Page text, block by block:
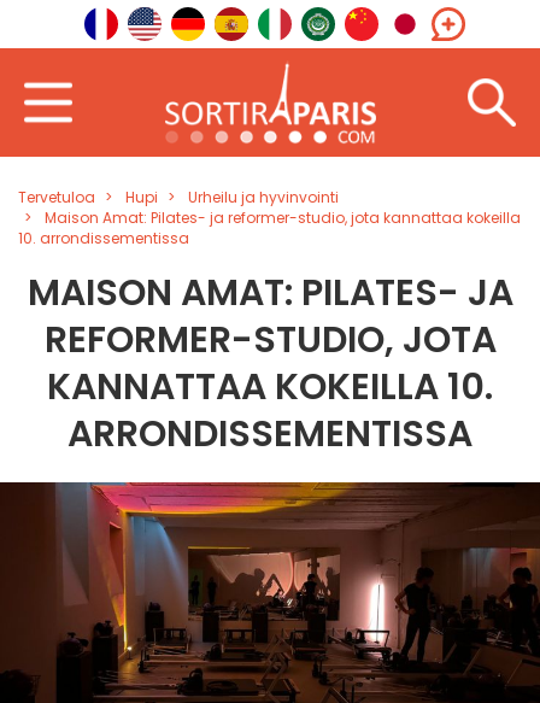
Tervetuloa Hupi
Urheilu ja hyvinvointi
Maison Amat: Pilates- ja reformer-studio, jota kannattaa kokeilla
10. arrondissementissa
MAISON AMAT: PILATES- JA
REFORMER-STUDIO, JOTA
KANNATTAA KOKEILLA 10.
ARRONDISSEMENTISSA